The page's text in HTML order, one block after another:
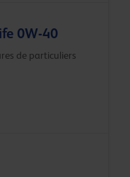
0W-40
de particuliers